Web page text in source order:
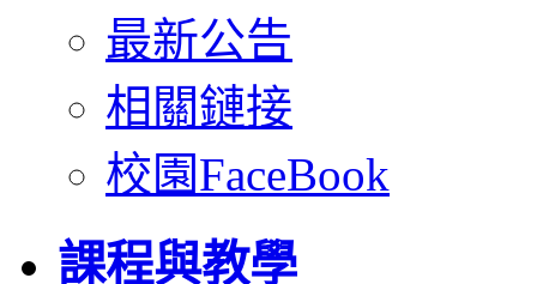
最新公告
相關鏈接
校園FaceBook
課程與教學